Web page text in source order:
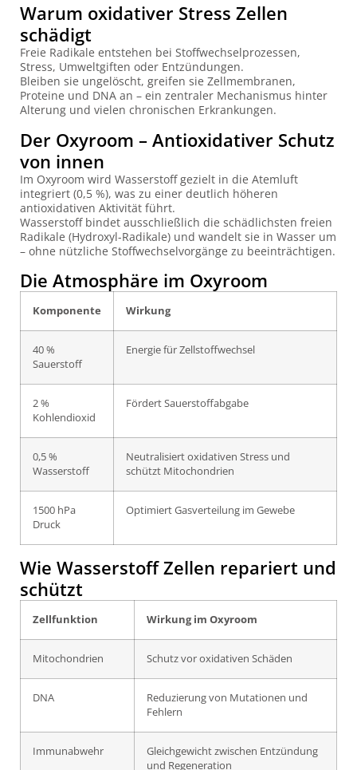
Warum oxidativer Stress Zellen
schädigt
Freie Radikale entstehen bei Stoffwechselprozessen,
Stress, Umweltgiften oder Entzündungen.
Bleiben sie ungelöscht, greifen sie Zellmembranen,
Proteine und DNA an – ein zentraler Mechanismus hinter
Alterung und vielen chronischen Erkrankungen.
Der Oxyroom – Antioxidativer Schutz
von innen
Im Oxyroom wird Wasserstoff gezielt in die Atemluft
integriert (0,5 %), was zu einer deutlich höheren
antioxidativen Aktivität führt.
Wasserstoff bindet ausschließlich die schädlichsten freien
Radikale (Hydroxyl-Radikale) und wandelt sie in Wasser um
– ohne nützliche Stoffwechselvorgänge zu beeinträchtigen.
Die Atmosphäre im Oxyroom
Komponente Wirkung
40 %
Sauerstoff
Energie für Zellstoffwechsel
2 %
Kohlendioxid
Fördert Sauerstoffabgabe
0,5 %
Wasserstoff
Neutralisiert oxidativen Stress und
schützt Mitochondrien
1500 hPa
Druck
Optimiert Gasverteilung im Gewebe
Wie Wasserstoff Zellen repariert und
schützt
Zellfunktion Wirkung im Oxyroom
Mitochondrien Schutz vor oxidativen Schäden
DNA
Reduzierung von Mutationen und
Fehlern
Immunabwehr
Gleichgewicht zwischen Entzündung
und Regeneration